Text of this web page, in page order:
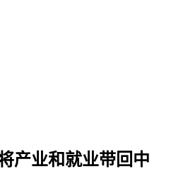
产业和就业带回中